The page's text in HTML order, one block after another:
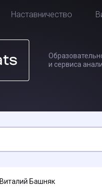
Наставничество
и сервиса
Виталий Башняк